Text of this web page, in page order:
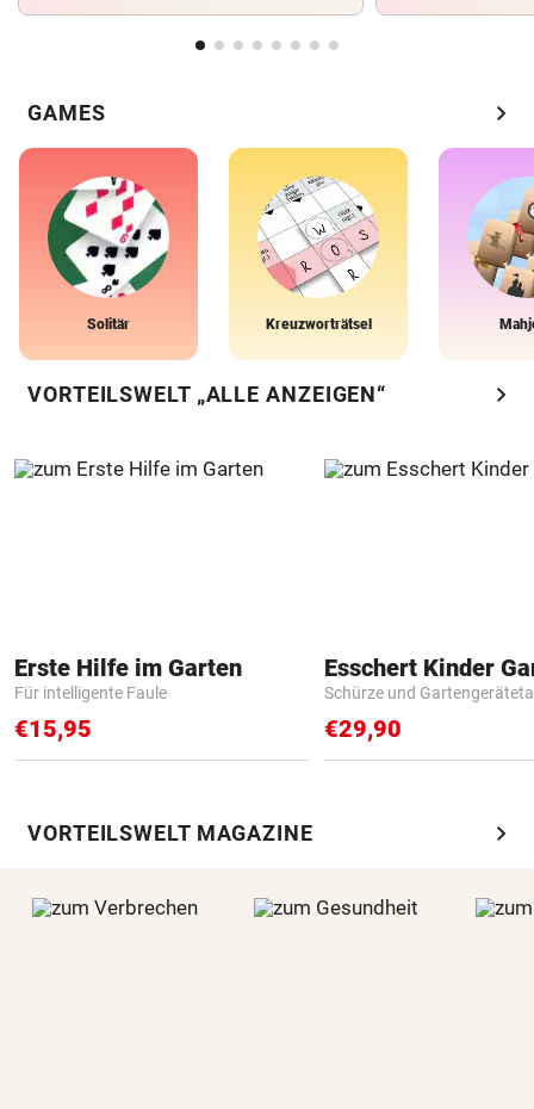
GAMES chevron_right
Solitär Kreuzworträtsel
VORTEILSWELT „ALLE ANZEIGEN“ chevron_right
Erste Hilfe im Garten
Für intelligente Faule
€15,95
Schürze und
€29,90
VORTEILSWELT MAGAZINE chevron_right